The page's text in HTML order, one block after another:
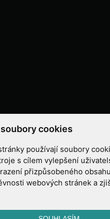
cookies
používají soubory
s cílem vylepšení
přizpůsobeného
webových stránek a